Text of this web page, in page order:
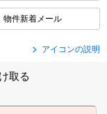
物件新着メール
アイコンの説明
取る